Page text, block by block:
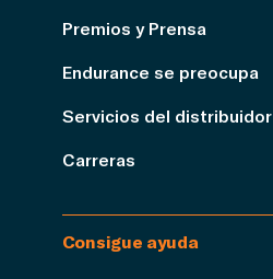
Premios y Prensa
Endurance se preocupa
Servicios del distribuidor
Carreras
Consigue ayuda